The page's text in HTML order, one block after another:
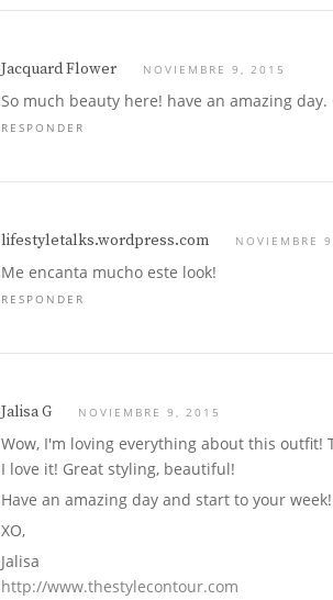
Jacquard Flower NOVIEMBRE 9, 2015
So much beauty here! have an amazing day.
RESPONDER
lifestyletalks.wordpress.com NOVIEMBRE
Me encanta mucho este look!
RESPONDER
Jalisa G NOVIEMBRE 9, 2015
Wow, I'm loving everything about this
I love it! Great styling, beautiful!
Have an amazing day and start to your week!
XO,
Jalisa
http://www.thestylecontour.com